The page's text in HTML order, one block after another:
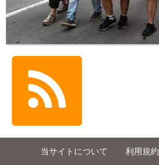
当サイトについて 利用規約